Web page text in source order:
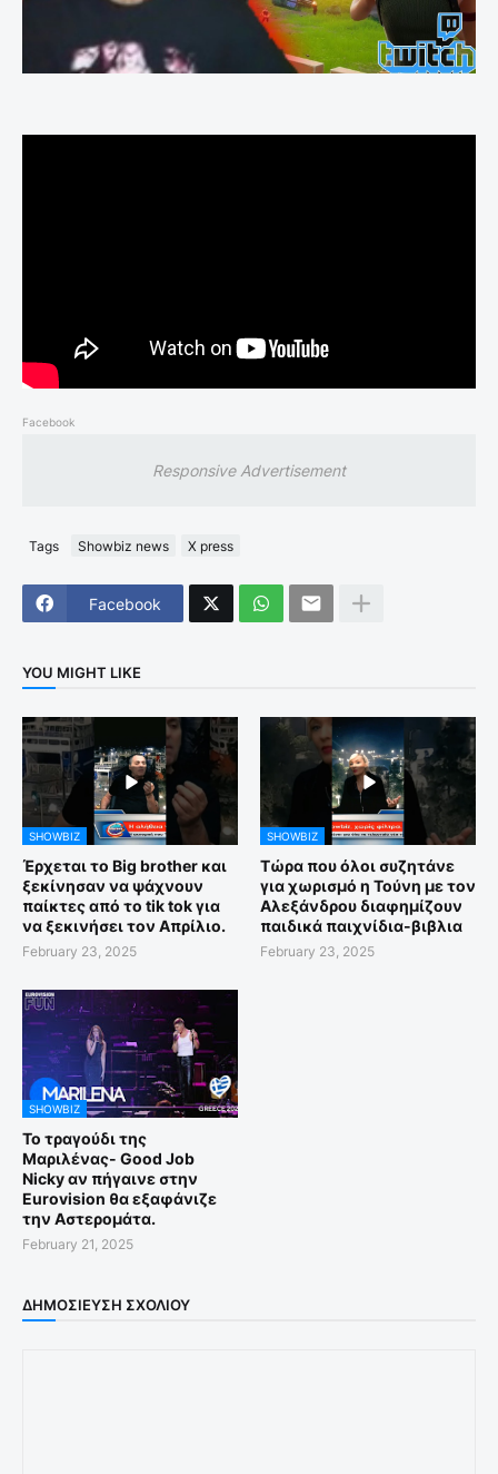
Facebook
Responsive Advertisement
Tags Showbiz news X press
Facebook
YOU MIGHT LIKE
SHOWBIZ
Έρχεται το Big brother και
ξεκίνησαν να ψάχνουν
παίκτες από το tik tok για
να ξεκινήσει τον Απρίλιο.
February 23, 2025
SHOWBIZ
Τώρα που όλοι συζητάνε
για χωρισμό η Τούνη με τον
Αλεξάνδρου διαφημίζουν
παιδικά παιχνίδια-βιβλια
February 23, 2025
SHOWBIZ
Το τραγούδι της
Μαριλένας- Good Job
Nicky αν πήγαινε στην
Eurovision θα εξαφάνιζε
την Αστερομάτα.
February 21, 2025
ΔΗΜΟΣΊΕΥΣΗ ΣΧΟΛΊΟΥ